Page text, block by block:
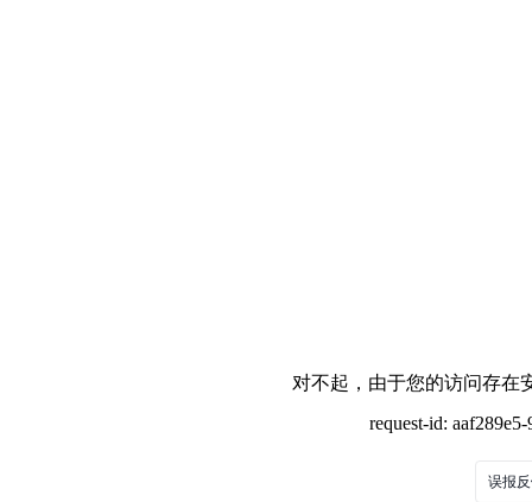
对不起，由于您的访问存在
request-id:
误报